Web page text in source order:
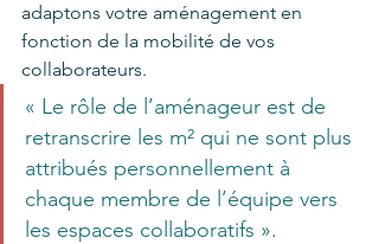
adaptons votre aménagement en
fonction de la mobilité de vos
collaborateurs.
« Le rôle de l’aménageur est de
retranscrire les m² qui ne sont plus
attribués personnellement à
chaque membre de l’équipe vers
les espaces collaboratifs ».